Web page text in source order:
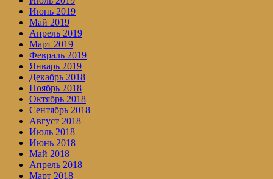
Июнь 2019
Май 2019
Апрель 2019
Март 2019
Февраль 2019
Январь 2019
Декабрь 2018
Ноябрь 2018
Октябрь 2018
Сентябрь 2018
Август 2018
Июль 2018
Июнь 2018
Май 2018
Апрель 2018
Март 2018